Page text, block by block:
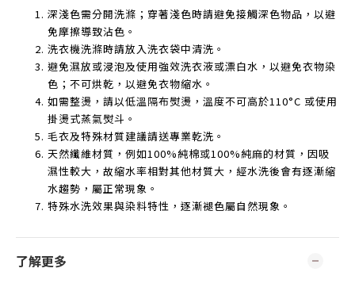
深淺色需分開洗滌；穿著淺色時請避免接觸深色物品，以避
免摩擦導致沾色。
洗衣機洗滌時請放入洗衣袋中清洗。
避免濕放或浸泡及使用強效洗衣液或漂白水，以避免衣物染
色；不可烘乾，以避免衣物縮水。
如需整燙，請以低溫隔布熨燙，溫度不可高於110°C 或使用
掛燙式蒸氣熨斗。
毛衣及特殊材質建議請送專業乾洗。
天然纖維材質，例如100%純棉或100%純麻的材質，因吸
濕性較大，故縮水率相對其他材質大，經水洗後會有逐漸縮
水趨勢，屬正常現象。
特殊水洗效果與染料特性，逐漸褪色屬自然現象。
了解更多